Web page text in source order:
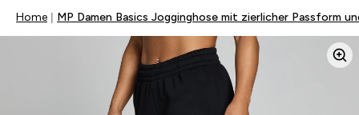
Home MP Damen Basics Jogginghose mit zierlicher Passform